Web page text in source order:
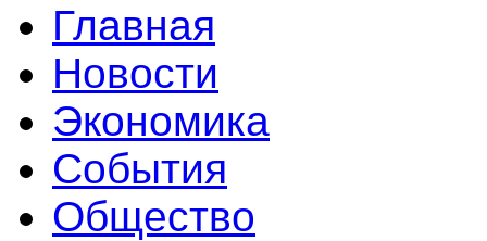
Главная
Новости
Экономика
События
Общество